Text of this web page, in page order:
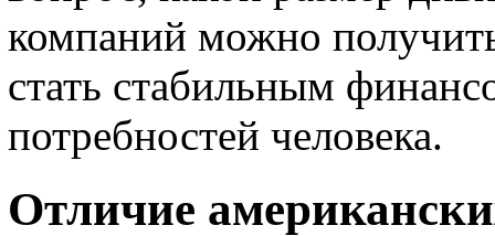
компаний можно
стать стабильным
потребностей человека.
Отличие